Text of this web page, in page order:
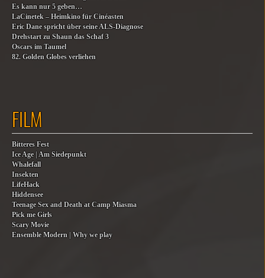
Es kann nur 5 geben…
LaCinetek – Heimkino für Cinéasten
Eric Dane spricht über seine ALS-Diagnose
Drehstart zu Shaun das Schaf 3
Oscars im Taumel
82. Golden Globes verliehen
FILM
Bitteres Fest
Ice Age | Am Siedepunkt
Whalefall
Insekten
LifeHack
Hiddensee
Teenage Sex and Death at Camp Miasma
Pick me Girls
Scary Movie
Ensemble Modern | Why we play